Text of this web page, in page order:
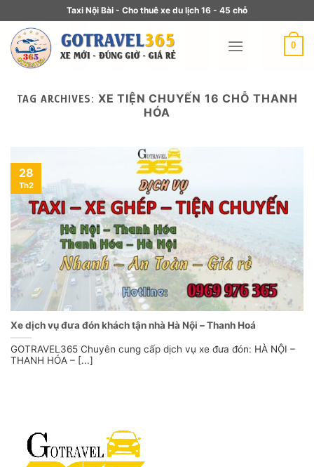
Taxi Nội Bài - Cho thuê xe du lịch 16 - 45 chỗ
0
TAG ARCHIVES: XE TIỆN CHUYẾN 16 CHỖ THANH
HÓA
Xe dịch vụ đưa đón khách tận nhà Hà Nội – Thanh Hoá
GOTRAVEL365 Chuyên cung cấp dịch vụ xe đưa đón: HÀ NỘI –
THANH HÓA – [...]
28
Th2